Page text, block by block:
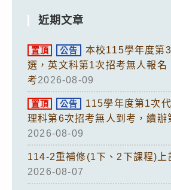
近期文章
置頂 公告
本校115學年度第
選，英文科第1次招考無人報名
考2026-08-09
置頂 公告
115學年度第1次
理科第6次招考無人到考，續辦
2026-08-09
114-2重補修(1下、2下課程)上
2026-08-07